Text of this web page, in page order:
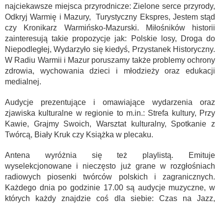
najciekawsze miejsca przyrodnicze: Zielone serce przyrody,
Odkryj Warmię i Mazury, Turystyczny Ekspres, Jestem stąd
czy Kronikarz Warmińsko-Mazurski. Miłośników historii
zainteresują takie propozycje jak: Polskie losy, Droga do
Niepodległej, Wydarzyło się kiedyś, Przystanek Historyczny.
W Radiu Warmii i Mazur poruszamy także problemy ochrony
zdrowia, wychowania dzieci i młodzieży oraz edukacji
medialnej.
Audycje prezentujące i omawiające wydarzenia oraz
zjawiska kulturalne w regionie to m.in.: Strefa kultury, Przy
Kawie, Grajmy Swoich, Warsztat kulturalny, Spotkanie z
Twórcą, Biały Kruk czy Książka w plecaku.
Antena wyróżnia się też playlistą. Emituje
wyselekcjonowane i nieczęsto już grane w rozgłośniach
radiowych piosenki twórców polskich i zagranicznych.
Każdego dnia po godzinie 17.00 są audycje muzyczne, w
których każdy znajdzie coś dla siebie: Czas na Jazz,